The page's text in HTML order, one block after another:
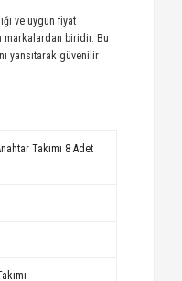
ve uygun fiyat
biridir. Bu
yansıtarak güvenilir
Takımı 8 Adet